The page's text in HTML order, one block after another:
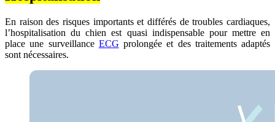
En raison des risques importants et différés de troubles cardiaques,
l’hospitalisation du chien est quasi indispensable pour mettre en
place une surveillance ECG prolongée et des traitements adaptés
sont nécessaires.